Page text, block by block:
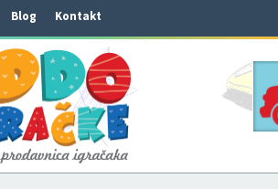
Blog Kontakt